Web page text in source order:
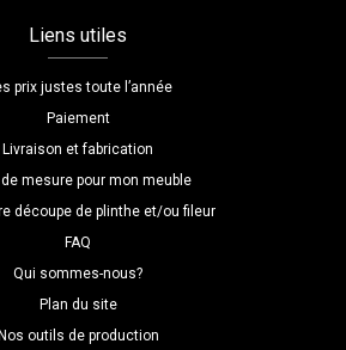
Liens utiles
prix justes toute l’année
Paiement
Livraison et fabrication
mesure pour mon meuble
découpe de plinthe et/ou fileur
FAQ
Qui sommes-nous?
Plan du site
outils de production